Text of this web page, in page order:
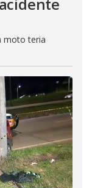
moto teria